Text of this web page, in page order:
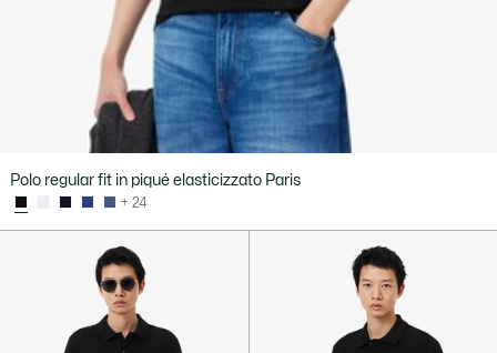
Polo regular fit in piqué elasticizzato Paris
+ 24